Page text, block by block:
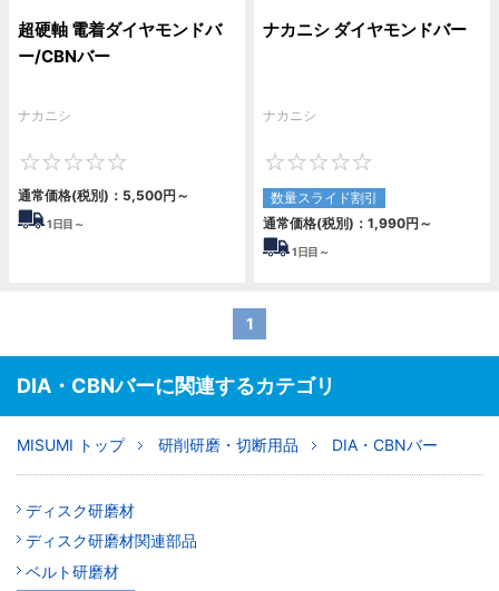
超硬軸 電着ダイヤモンドバ
ー/CBNバー
ナカニシ
通常価格(税別)： 5,500円 ～
1日目～
ナカニシ ダイヤモンドバー
ナカニシ
数量スライド割引
通常価格(税別)： 1,990円 ～
1日目～
1
DIA・CBNバーに関連するカテゴリ
MISUMI トップ 研削研磨・切断用品 DIA・CBNバー
ディスク研磨材
ディスク研磨材関連部品
ベルト研磨材